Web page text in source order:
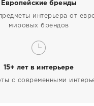
Европейские бренды
интерьера от
мировых брендов
15+ лет в интерьере
с современными